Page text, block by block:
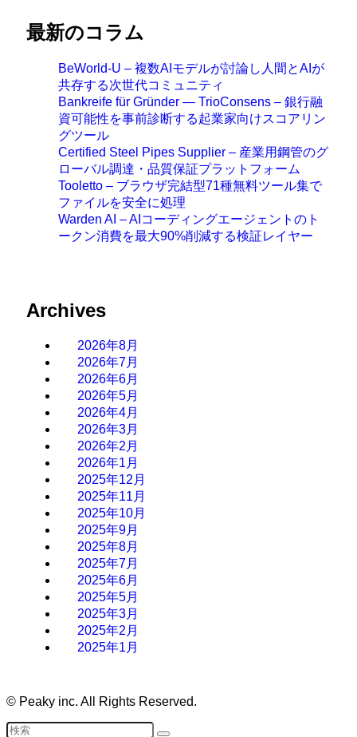
最新のコラム
BeWorld-U – 複数AIモデルが討論し人間とAIが
共存する次世代コミュニティ
Bankreife für Gründer — TrioConsens – 銀行融
資可能性を事前診断する起業家向けスコアリン
グツール
Certified Steel Pipes Supplier – 産業用鋼管のグ
ローバル調達・品質保証プラットフォーム
Tooletto – ブラウザ完結型71種無料ツール集で
ファイルを安全に処理
Warden AI – AIコーディングエージェントのト
ークン消費を最大90%削減する検証レイヤー
Archives
2026年8月
2026年7月
2026年6月
2026年5月
2026年4月
2026年3月
2026年2月
2026年1月
2025年12月
2025年11月
2025年10月
2025年9月
2025年8月
2025年7月
2025年6月
2025年5月
2025年3月
2025年2月
2025年1月
© Peaky inc. All Rights Reserved.